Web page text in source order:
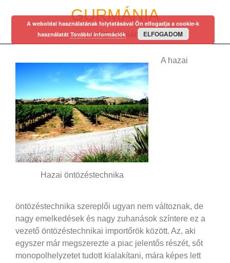
GURMÁNIA
egy régi mániám…
Hazai öntözéstechnika
A hazai
öntözéstechnika szereplői ugyan nem változnak, de
nagy emelkedések és nagy zuhanások színtere ez a
vezető öntözéstechnikai importőrök között. Az, aki
egyszer már megszerezte a piac jelentős részét, sőt
monopolhelyzetet tudott kialakítani, mára képes lett
A weboldal használatának folytatásával Ön elfogadja a cookie-k
használatát További információk ELFOGADOM